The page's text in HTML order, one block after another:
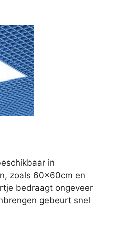
in
zoals 60x60cm en
bedraagt ongeveer
gebeurt snel